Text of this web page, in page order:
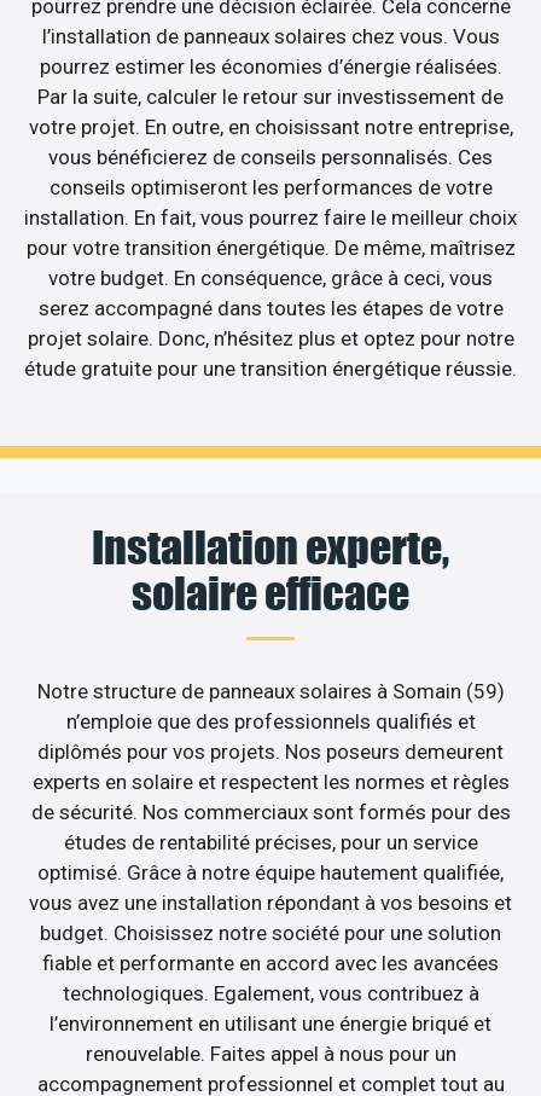
pourrez prendre une décision éclairée. Cela concerne
l’installation de panneaux solaires chez vous. Vous
pourrez estimer les économies d’énergie réalisées.
Par la suite, calculer le retour sur investissement de
votre projet. En outre, en choisissant notre entreprise,
vous bénéficierez de conseils personnalisés. Ces
conseils optimiseront les performances de votre
installation. En fait, vous pourrez faire le meilleur choix
pour votre transition énergétique. De même, maîtrisez
votre budget. En conséquence, grâce à ceci, vous
serez accompagné dans toutes les étapes de votre
projet solaire. Donc, n’hésitez plus et optez pour notre
étude gratuite pour une transition énergétique réussie.
Installation experte,
solaire efficace
Notre structure de panneaux solaires à Somain (59)
n’emploie que des professionnels qualifiés et
diplômés pour vos projets. Nos poseurs demeurent
experts en solaire et respectent les normes et règles
de sécurité. Nos commerciaux sont formés pour des
études de rentabilité précises, pour un service
optimisé. Grâce à notre équipe hautement qualifiée,
vous avez une installation répondant à vos besoins et
budget. Choisissez notre société pour une solution
fiable et performante en accord avec les avancées
technologiques. Egalement, vous contribuez à
l’environnement en utilisant une énergie briqué et
renouvelable. Faites appel à nous pour un
accompagnement professionnel et complet tout au